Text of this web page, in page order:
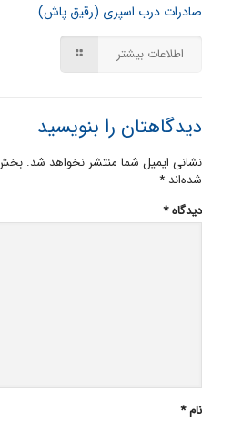
صادرات درب اسپری (رقیق پاش)
اطلاعات بیشتر
دیدگاهتان را بنویسید
نشانی ایمیل شما منتشر نخواهد شد.
شده‌اند *
دیدگاه*
نام*